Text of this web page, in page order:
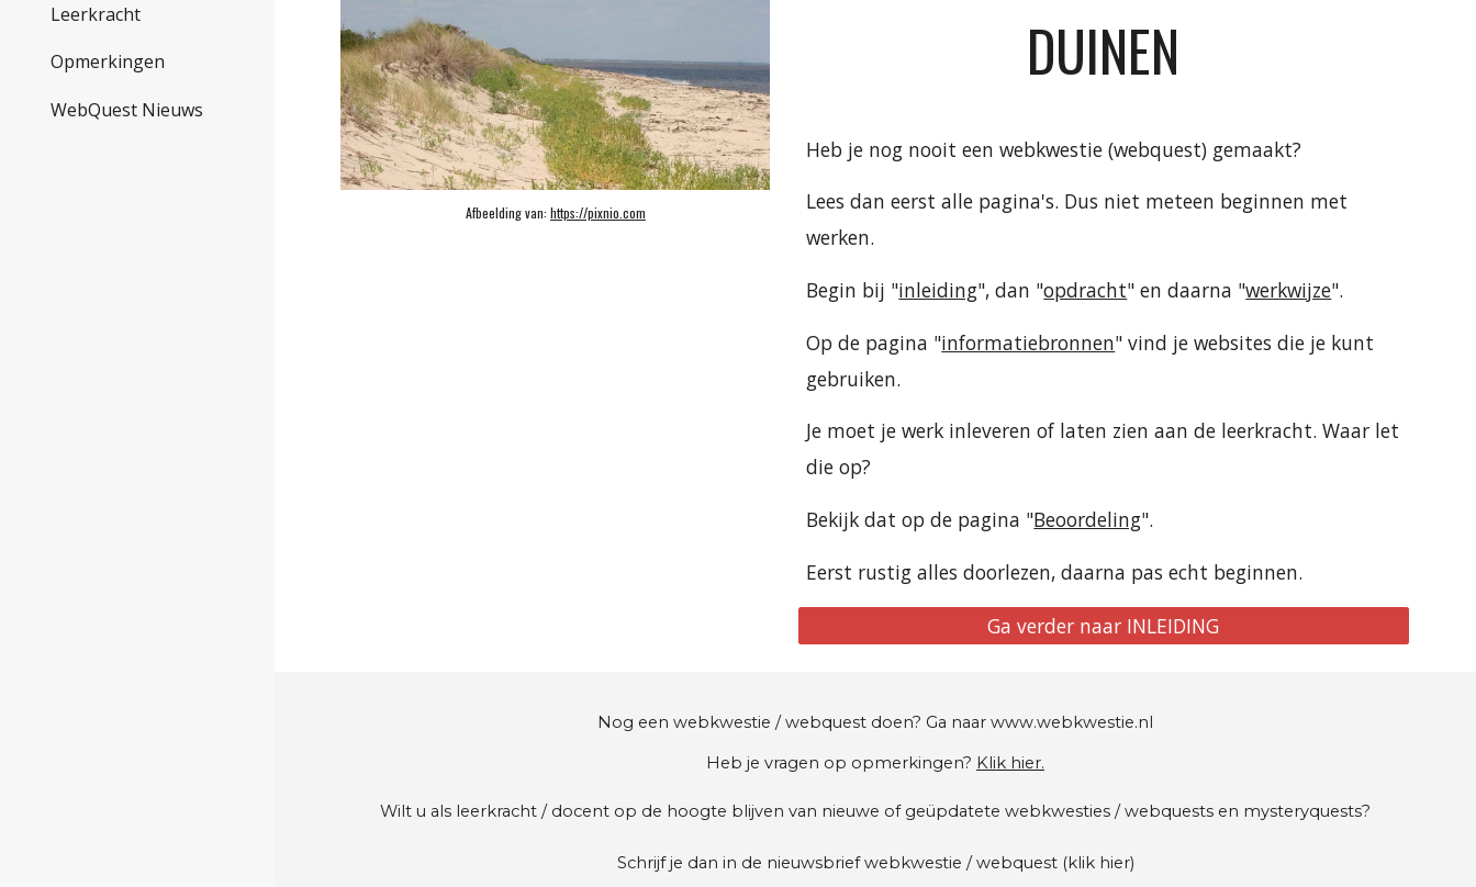
Leerkracht
Opmerkingen
WebQuest Nieuws
Afbeelding van: https://pixnio.com
DUINEN
Heb je nog nooit een webkwestie (webquest) gemaakt?
Lees dan eerst alle pagina's. Dus niet meteen beginnen met
werken.
Begin bij "inleiding", dan "opdracht" en daarna "werkwijze".
Op de pagina "informatiebronnen" vind je websites die je kunt
gebruiken.
Je moet je werk inleveren of laten zien aan de leerkracht. Waar let
die op?
Bekijk dat op de pagina "Beoordeling".
Eerst rustig alles doorlezen, daarna pas echt beginnen.
Ga verder naar INLEIDING
Nog een webkwestie / webquest doen? Ga naar www.webkwestie.nl
Heb je vragen op opmerkingen? Klik hier.
Wilt u als leerkracht / docent op de hoogte blijven van nieuwe of geüpdatete webkwesties / webquests en mysteryquests?
Schrijf je dan in de nieuwsbrief webkwestie / webquest (klik hier)